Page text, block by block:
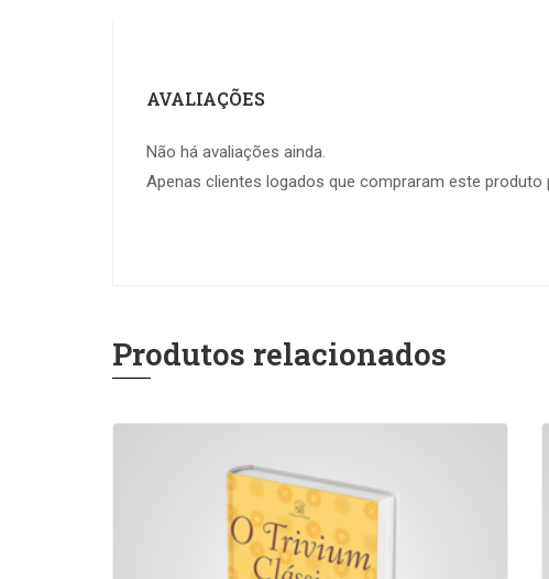
AVALIAÇÕES
Não há avaliações ainda.
Apenas clientes logados que compraram este produto
Produtos relacionados